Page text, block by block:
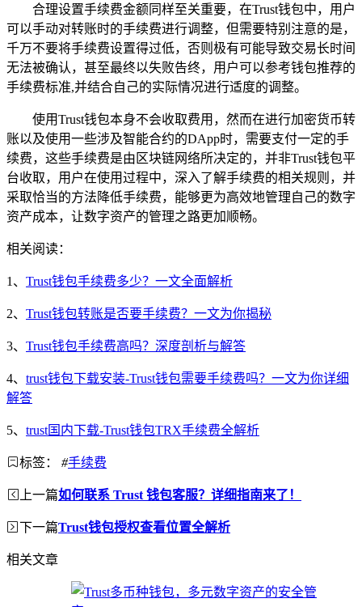
合理设置手续费金额同样至关重要，在Trust钱包中，用户
可以手动对转账时的手续费进行调整，但需要特别注意的是，
千万不要将手续费设置得过低，否则极有可能导致交易长时间
无法被确认，甚至最终以失败告终，用户可以参考钱包推荐的
手续费标准,并结合自己的实际情况进行适度的调整。
使用Trust钱包本身不会收取费用，然而在进行加密货币转
账以及使用一些涉及智能合约的DApp时，需要支付一定的手
续费，这些手续费是由区块链网络所决定的，并非Trust钱包平
台收取，用户在使用过程中，深入了解手续费的相关规则，并
采取恰当的方法降低手续费，能够更为高效地管理自己的数字
资产成本，让数字资产的管理之路更加顺畅。
相关阅读：
1、 Trust钱包手续费多少？一文全面解析
2、 Trust钱包转账是否要手续费？一文为你揭秘
3、 Trust钱包手续费高吗？深度剖析与解答
4、 trust钱包下载安装-Trust钱包需要手续费吗？一文为你详细
解答
5、 trust国内下载-Trust钱包TRX手续费全解析
标签： #手续费
上一篇如何联系 Trust 钱包客服？详细指南来了！
下一篇Trust钱包授权查看位置全解析
相关文章